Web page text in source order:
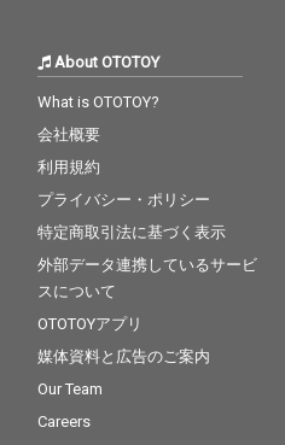
About OTOTOY
What is OTOTOY?
会社概要
利用規約
プライバシー・ポリシー
特定商取引法に基づく表示
外部データ連携しているサービ
スについて
OTOTOYアプリ
媒体資料と広告のご案内
Our Team
Careers